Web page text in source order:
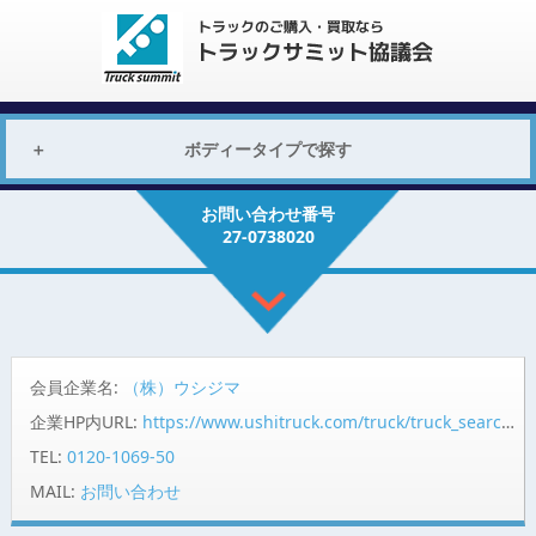
ボディータイプで探す
お問い合わせ番号
27-0738020
会員企業名:
（株）ウシジマ
企業HP内URL: https://www.ushitruck.com/truck/truck_search/detail?vehicle=17983
TEL: 0120-1069-50
MAIL: お問い合わせ